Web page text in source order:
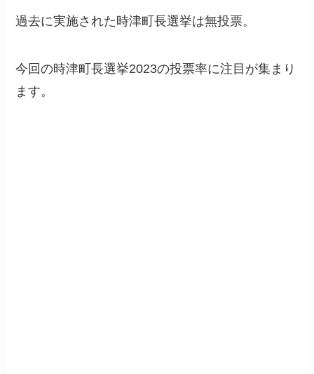
過去に実施された時津町長選挙は無投票。
今回の時津町長選挙2023の投票率に注目が集まり
ます。